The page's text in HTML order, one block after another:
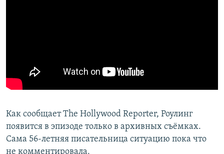
Как сообщает The Hollywood Reporter, Роулинг
появится в эпизоде только в архивных съёмках.
Сама 56-летняя писательница ситуацию пока что
не комментировала.